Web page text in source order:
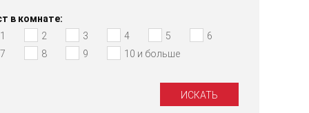
в комнате:
1
2 3 4 5
6
7
8 9 10 и больше